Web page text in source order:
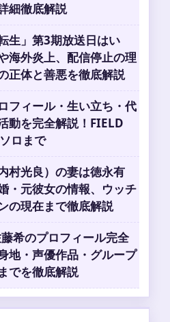
細徹底解説
生」第3期放送日はい
海外炎上、配信停止の理
正体と善悪を徹底解説
フィール・生い立ち・代
動を完全解説！FIELD
ロまで
村光良）の妻は徳永有
・元彼女の情報、ウッチ
の現在まで徹底解説
藤希のプロフィール完全
地・声優作品・グループ
でを徹底解説